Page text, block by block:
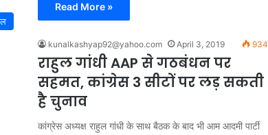
Read More »
kunalkashyap92@yahoo.com April 3, 2019 934
राहुल गांधी AAP से गठबंधन पर
सहमत, कांग्रेस 3 सीटों पर लड़ सकती
है चुनाव
कांग्रेस अध्यक्ष राहुल गांधी के साथ बैठक के बाद भी आम आदमी पार्टी